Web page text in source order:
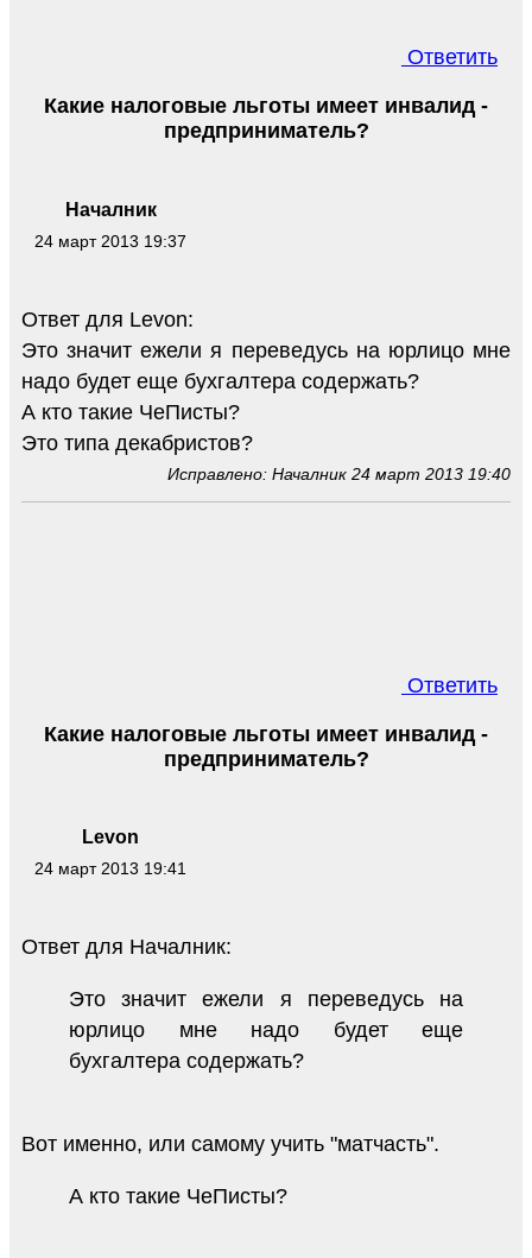
Ответить
Началник
24 март 2013 19:37
Какие налоговые льготы имеет инвалид -
предприниматель?
Ответ для Levon:
Это значит ежели я переведусь на юрлицо мне
надо будет еще бухгалтера содержать?
А кто такие ЧеПисты?
Это типа декабристов?
Исправлено: Началник 24 март 2013 19:40
Ответить
Levon
24 март 2013 19:41
Какие налоговые льготы имеет инвалид -
предприниматель?
Ответ для Началник:
Это значит ежели я переведусь на
юрлицо мне надо будет еще
бухгалтера содержать?
Вот именно, или самому учить "матчасть".
А кто такие ЧеПисты?